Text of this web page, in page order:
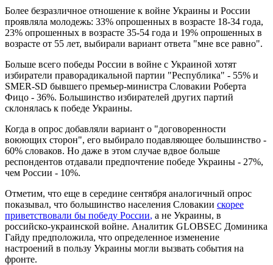
Более безразличное отношение к войне Украины и России
проявляла молодежь: 33% опрошенных в возрасте 18-34 года,
23% опрошенных в возрасте 35-54 года и 19% опрошенных в
возрасте от 55 лет, выбирали вариант ответа "мне все равно".
Больше всего победы России в войне с Украиной хотят
избиратели праворадикальной партии "Республика" - 55% и
SMER-SD бывшего премьер-министра Словакии Роберта
Фицо - 36%. Большинство избирателей других партий
склонялась к победе Украины.
Когда в опрос добавляли вариант о "договоренности
воюющих сторон", его выбирало подавляющее большинство -
60% словаков. Но даже в этом случае вдвое больше
респондентов отдавали предпочтение победе Украины - 27%,
чем России - 10%.
Отметим, что еще в середине сентября аналогичный опрос
показывал, что большинство населения Словакии скорее
приветствовали бы победу России, а не Украины, в
российско-украинской войне. Аналитик GLOBSEC Доминика
Гайду предположила, что определенное изменение
настроений в пользу Украины могли вызвать события на
фронте.